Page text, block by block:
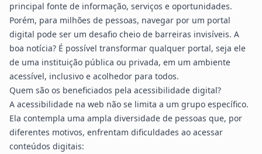
principal fonte de informação, serviços e oportunidades.
Porém, para milhões de pessoas, navegar por um portal
digital pode ser um desafio cheio de barreiras invisíveis. A
boa notícia? É possível transformar qualquer portal, seja ele
de uma instituição pública ou privada, em um ambiente
acessível, inclusivo e acolhedor para todos.
Quem são os beneficiados pela acessibilidade digital?
A acessibilidade na web não se limita a um grupo específico.
Ela contempla uma ampla diversidade de pessoas que, por
diferentes motivos, enfrentam dificuldades ao acessar
conteúdos digitais: